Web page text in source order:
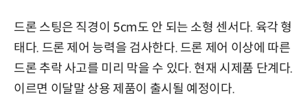
드론 스팅은 직경이 5cm도 안 되는 소형 센서다. 육각 형
태다. 드론 제어 능력을 검사한다. 드론 제어 이상에 따른
드론 추락 사고를 미리 막을 수 있다. 현재 시제품 단계다.
이르면 이달말 상용 제품이 출시될 예정이다.